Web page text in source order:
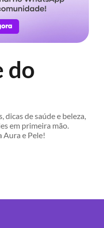
do
de saúde e beleza,
em primeira mão.
Aura e Pele!